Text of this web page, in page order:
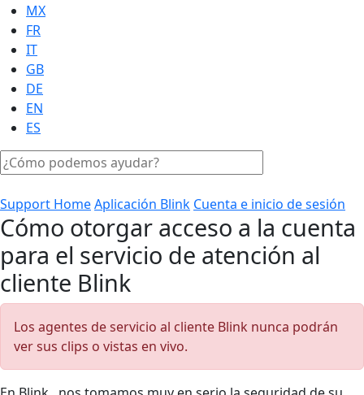
MX
FR
IT
GB
DE
EN
ES
Support HomeAplicación Blink Cuenta e inicio de sesión
Cómo otorgar acceso a la cuenta
para el servicio de atención al
cliente Blink
Los agentes de servicio al cliente Blink nunca podrán
ver sus clips o vistas en vivo.